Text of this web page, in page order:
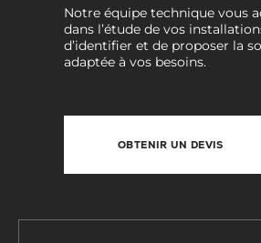
Notre équipe technique vous
dans l’étude de vos
d’identifier et de proposer la
adaptée à vos besoins.
OBTENIR UN DEVIS